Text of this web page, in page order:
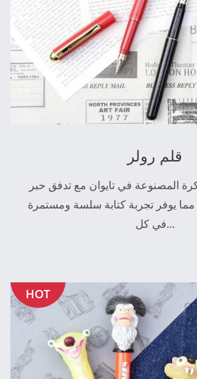
قلم رولر
المصنوعة في تايوان مع تدفق حبر
يوفر تجربة كتابة سلسة ومستمرة
في كل...
HOT